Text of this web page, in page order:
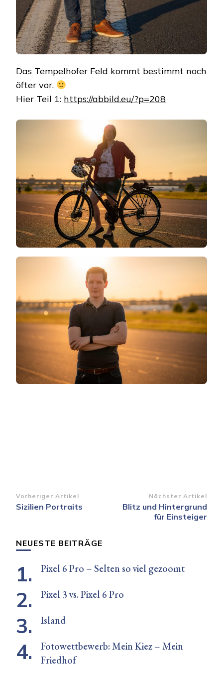
Das Tempelhofer Feld kommt bestimmt noch
öfter vor.
Hier Teil 1: https://abbild.eu/?p=208
Beitragsnavigation
Vorheriger Artikel
Sizilien Portraits
Nächster Artikel
Blitz und Hintergrund
für Einsteiger
NEUESTE BEITRÄGE
Pixel 6 Pro – Selten so viel gezoomt
Pixel 3 vs. Pixel 6 Pro
Island
Fotowettbewerb: Mein Kiez – Mein
Friedhof